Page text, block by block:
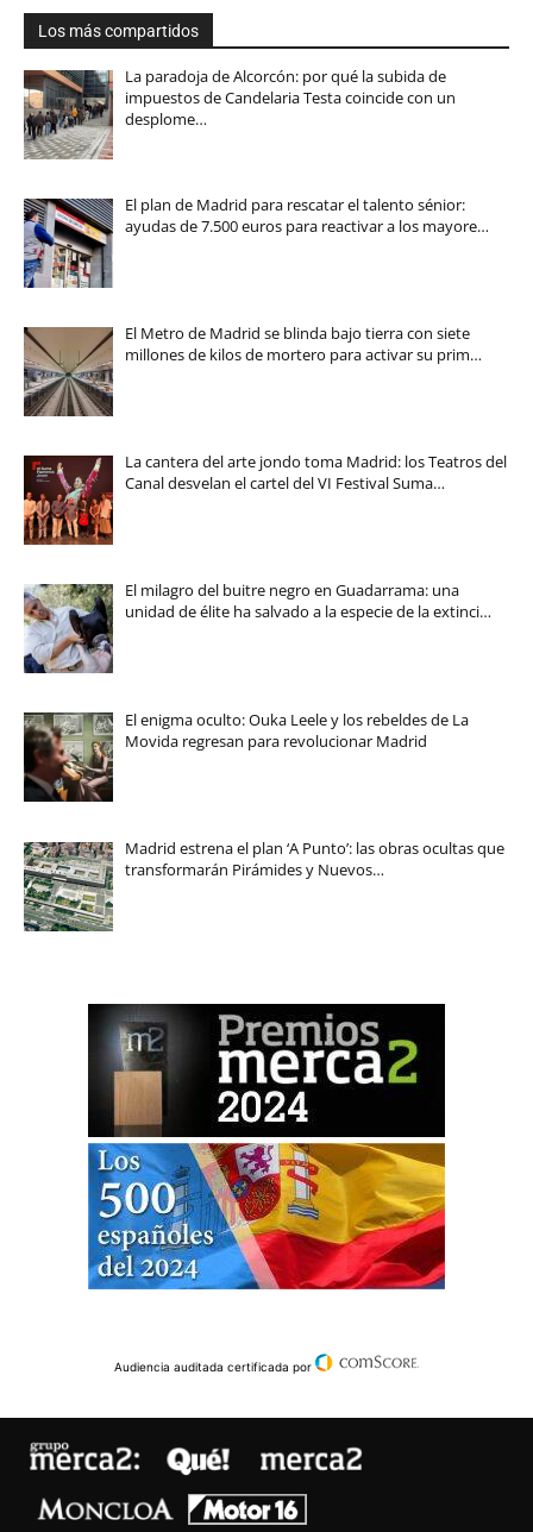
Los más compartidos
La paradoja de Alcorcón: por qué la subida de
impuestos de Candelaria Testa coincide con un
desplome…
El plan de Madrid para rescatar el talento sénior:
ayudas de 7.500 euros para reactivar a los mayore…
El Metro de Madrid se blinda bajo tierra con siete
millones de kilos de mortero para activar su prim…
La cantera del arte jondo toma Madrid: los Teatros del
Canal desvelan el cartel del VI Festival Suma…
El milagro del buitre negro en Guadarrama: una
unidad de élite ha salvado a la especie de la extinci…
El enigma oculto: Ouka Leele y los rebeldes de La
Movida regresan para revolucionar Madrid
Madrid estrena el plan ‘A Punto’: las obras ocultas que
transformarán Pirámides y Nuevos…
Audiencia auditada certificada por